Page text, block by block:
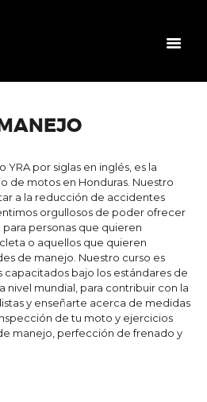
HONDURAS
del país, YAMAHA, ofreciendo a nuestros
motos acuaticas, motores marinos
y más.
YRA por siglas en inglés, es la
de motos en Honduras. Nuestro
a la reducción de accidentes
orgullosos de poder ofrecer
personas que quieren
o aquellos que quieren
de manejo. Nuestro curso es
bajo los estándares de
nivel mundial, para contribuir con la
y enseñarte acerca de medidas
de tu moto y ejercicios
manejo, perfección de frenado y